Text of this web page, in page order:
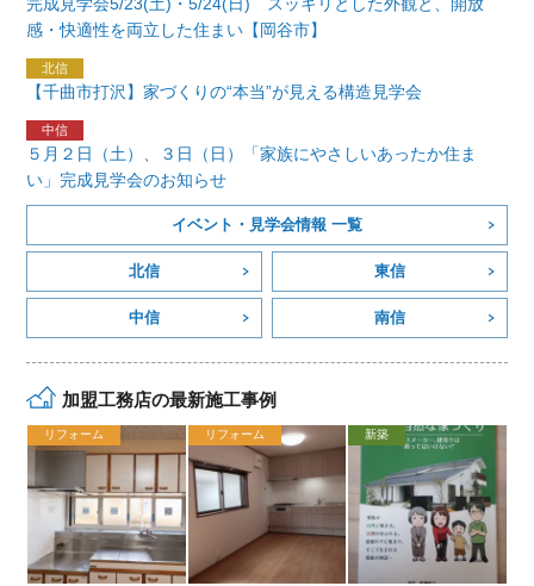
完成見学会5/23(土)・5/24(日) スッキリとした外観と、開放
感・快適性を両立した住まい【岡谷市】
【千曲市打沢】家づくりの“本当”が見える構造見学会
５月２日（土）、３日（日）「家族にやさしいあったか住ま
い」完成見学会のお知らせ
イベント・見学会情報 一覧
北信 東信
中信 南信
加盟工務店の最新施工事例
リフォーム リフォーム 新築